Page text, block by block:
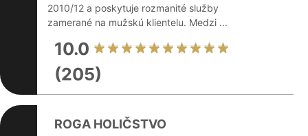
2010/12 a poskytuje rozmanité služby
zamerané na mužskú klientelu. Medzi ...
10.0
(205)
ROGA HOLIČSTVO